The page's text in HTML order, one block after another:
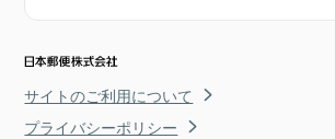
サイトのご利用について
プライバシーポリシー